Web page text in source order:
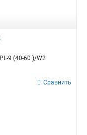
9 (40-60 )/W2
Сравнить